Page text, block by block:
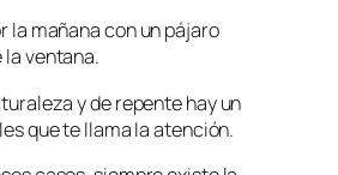
la mañana con un pájaro
ventana.
y de repente hay un
que te llama la atención.